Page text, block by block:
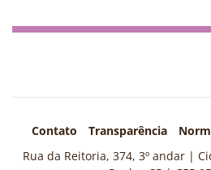
Contato Transparência
Rua da Reitoria, 374, 3º andar |